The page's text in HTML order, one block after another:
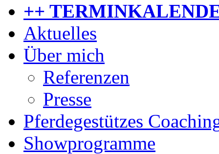
++
Aktuelles
Über mich
Referenzen
Presse
Pferdegestützes
Showprogramme